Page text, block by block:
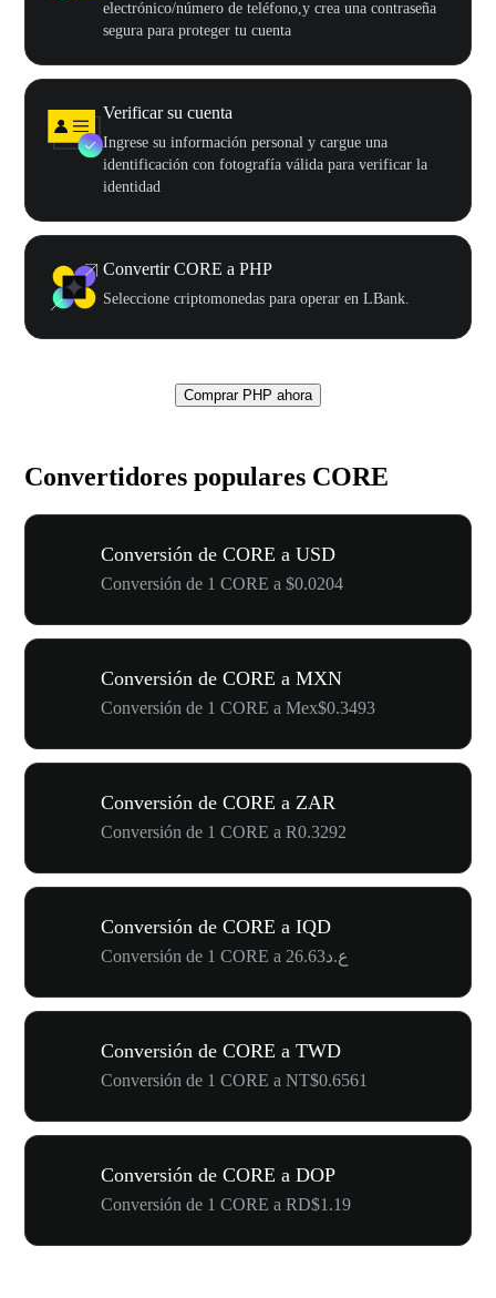
electrónico/número de teléfono,y crea una contraseña
segura para proteger tu cuenta
Verificar su cuenta
Ingrese su información personal y cargue una
identificación con fotografía válida para verificar la
identidad
Convertir CORE a PHP
Seleccione criptomonedas para operar en LBank.
Comprar PHP ahora
Convertidores populares CORE
Conversión de CORE a USD
Conversión de 1 CORE a $0.0204
Conversión de CORE a MXN
Conversión de 1 CORE a Mex$0.3493
Conversión de CORE a ZAR
Conversión de 1 CORE a R0.3292
Conversión de CORE a IQD
Conversión de 1 CORE a ع.د26.63
Conversión de CORE a TWD
Conversión de 1 CORE a NT$0.6561
Conversión de CORE a DOP
Conversión de 1 CORE a RD$1.19